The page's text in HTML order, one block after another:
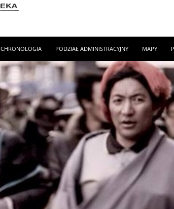
CHRONOLOGIA PODZIAŁ ADMINISTRACYJNY MAPY